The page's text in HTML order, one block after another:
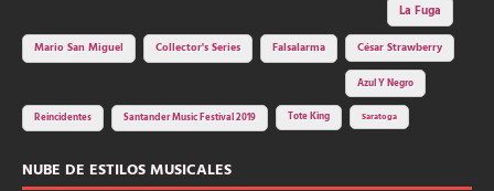
La Fuga
Mario San Miguel
Collector's Series Falsalarma César Strawberry
Azul Y Negro
Reincidentes Santander Music Festival 2019 Tote King Saratoga
NUBE DE ESTILOS MUSICALES